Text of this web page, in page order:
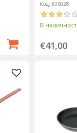
Код: 805028
В наличност
€41,00